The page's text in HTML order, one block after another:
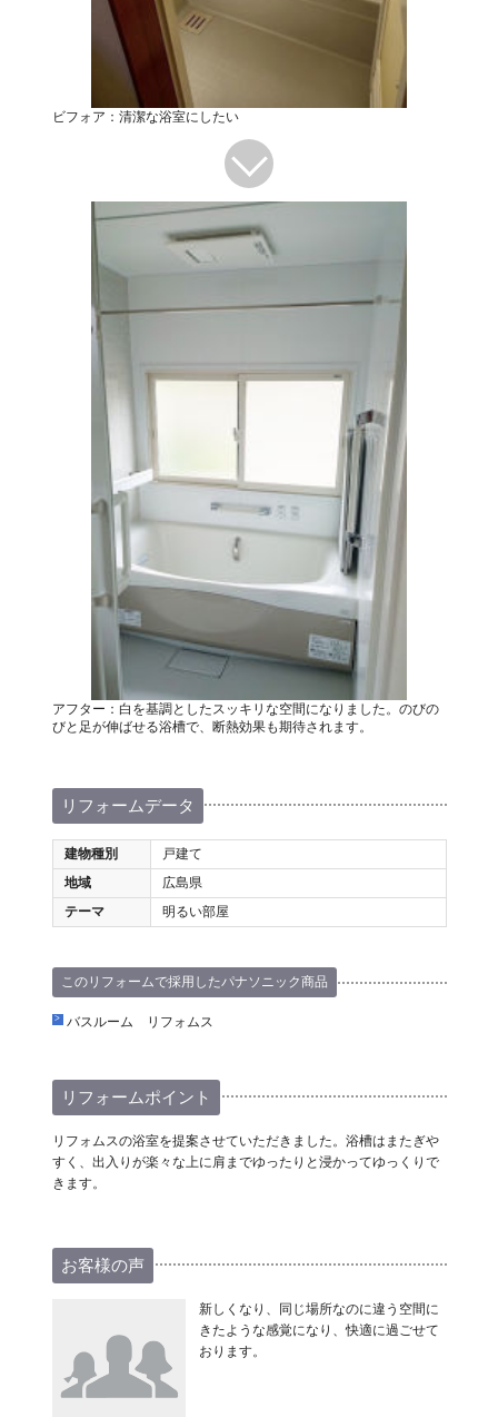
ビフォア：清潔な浴室にしたい
アフター：白を基調としたスッキリな空間になりました。のびの
びと足が伸ばせる浴槽で、断熱効果も期待されます。
リフォームデータ
建物種別
戸建て
地域
広島県
テーマ
明るい部屋
このリフォームで採用したパナソニック商品
バスルーム リフォムス
リフォームポイント
リフォムスの浴室を提案させていただきました。浴槽はまたぎや
すく、出入りが楽々な上に肩までゆったりと浸かってゆっくりで
きます。
お客様の声
新しくなり、同じ場所なのに違う空間に
きたような感覚になり、快適に過ごせて
おります。